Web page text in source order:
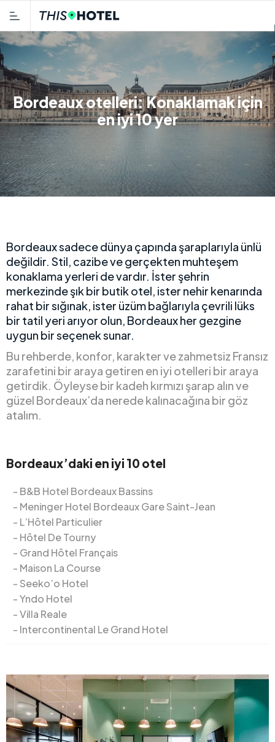
Bordeaux otelleri: Konaklamak için
en iyi 10 yer
Bordeaux sadece dünya çapında şaraplarıyla ünlü
değildir. Stil, cazibe ve gerçekten muhteşem
konaklama yerleri de vardır. İster şehrin
merkezinde şık bir butik otel, ister nehir kenarında
rahat bir sığınak, ister üzüm bağlarıyla çevrili lüks
bir tatil yeri arıyor olun, Bordeaux her gezgine
uygun bir seçenek sunar.
Bu rehberde, konfor, karakter ve zahmetsiz Fransız
zarafetini bir araya getiren en iyi otelleri bir araya
getirdik. Öyleyse bir kadeh kırmızı şarap alın ve
güzel Bordeaux’da nerede kalınacağına bir göz
atalım.
Bordeaux’daki en iyi 10 otel
B&B Hotel Bordeaux Bassins
Meninger Hotel Bordeaux Gare Saint-Jean
L’Hôtel Particulier
Hôtel De Tourny
Grand Hôtel Français
Maison La Course
Seeko’o Hotel
Yndo Hotel
Villa Reale
Intercontinental Le Grand Hotel